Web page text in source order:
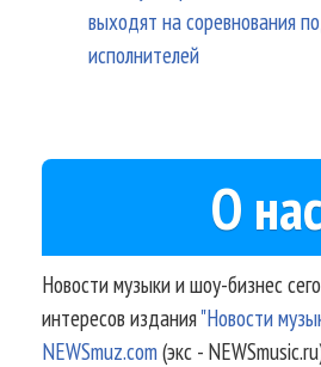
выходят на соревнования
исполнителей
О нас
Новости музыки и шоу-бизнес
интересов издания"Новости
NEWSmuz.com(экс -